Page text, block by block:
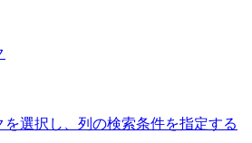
を選択し、列の検索条件を指定する